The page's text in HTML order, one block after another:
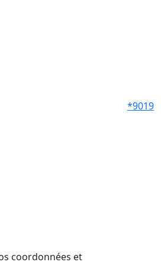
*9019
coordonnées et